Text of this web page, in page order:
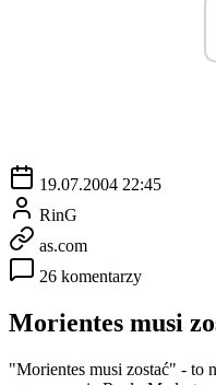
19.07.2004 22:45
RinG
as.com
26 komentarzy
Morientes musi
"Morientes musi zostać" - to